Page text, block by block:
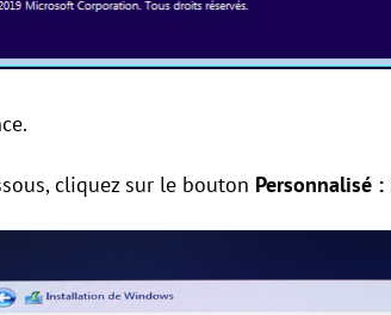
cliquez sur le bouton Personnalisé